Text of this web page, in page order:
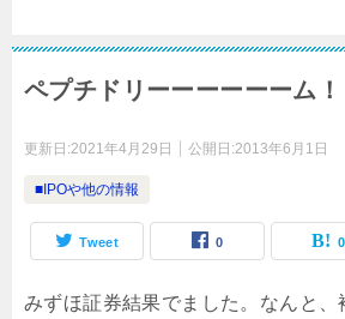
ペプチドリーーーーーーム
更新日:2021年4月29日 公開日:2013年6月1日
■IPOや他の情報
Tweet 0 0
みずほ証券結果でました。なんと、